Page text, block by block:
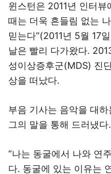
윈스턴은 2011년 인터
때는 더욱 흔들림 없는
믿는다”(2011년 5월 17
날은 빨리 다가왔다.
성이상증후군(MDS) 진
상을 떠났다.
부음 기사는 음악을 대
그의 말을 통해 드러냈다.
“나는 동굴에서 나와 연
다. 동굴에 있는 이유는